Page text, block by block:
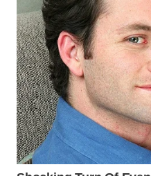
WN
SURABAYA
WN
NATUNA
WN
BINTAN